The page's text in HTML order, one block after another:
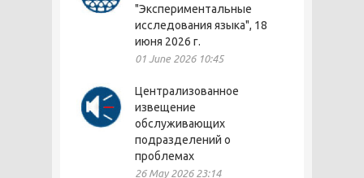
"Экспериментальные
исследования языка", 18
июня 2026 г.
01 June 2026 10:45
Централизованное
извещение
обслуживающих
подразделений о
проблемах
26 May 2026 23:14